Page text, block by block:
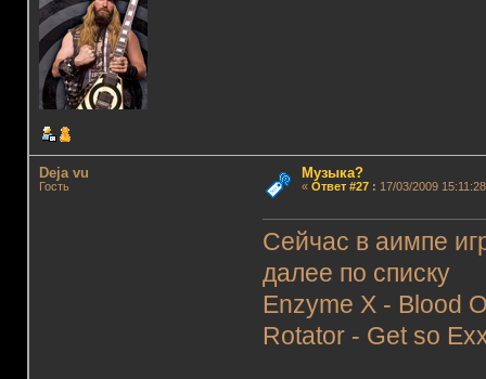
Deja vu
Гость
Музыка?
« Ответ #27: 17/03/2009
Сейчас в аимпе
далее по списку
Enzyme X - Blood
Rotator - Get so